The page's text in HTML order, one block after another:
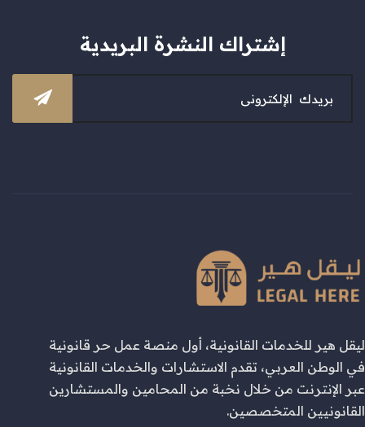
إشتراك النشرة البريدية
ليقل هير للخدمات القانونية، أول منصة عمل حر قانونية
في الوطن العربي، تقدم الاستشارات والخدمات القانونية
عبر الإنترنت من خلال نخبة من المحامين والمستشارين
القانونيين المتخصصين.